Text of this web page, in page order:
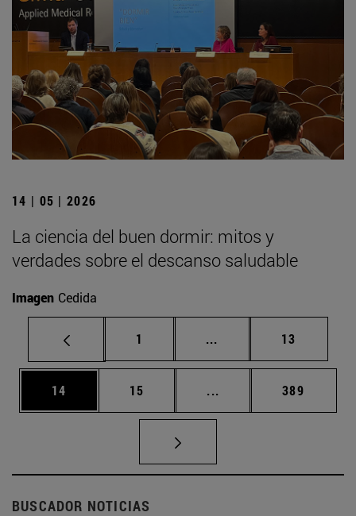
14 | 05 | 2026
La ciencia del buen dormir: mitos y
verdades sobre el descanso saludable
Imagen Cedida
Página
1 ... Páginas intermedias
Página
13
Página
14 Página
15 ... Páginas intermedias
Página
389
BUSCADOR NOTICIAS